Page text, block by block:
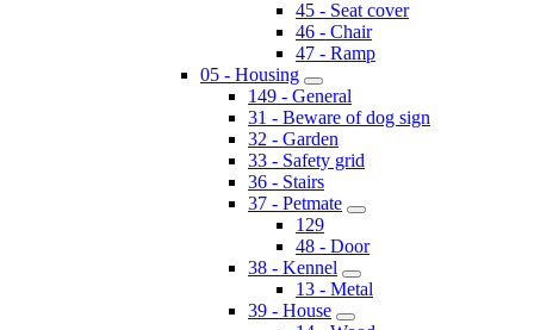
45 - Seat cover
46 - Chair
47 - Ramp
05 - Housing
149 - General
31 - Beware of dog sign
32 - Garden
33 - Safety grid
36 - Stairs
37 - Petmate
129
48 - Door
38 - Kennel
13 - Metal
39 - House